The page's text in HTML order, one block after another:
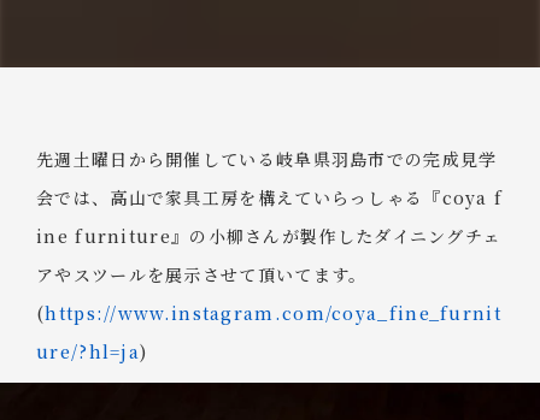
先週土曜日から開催している岐阜県羽島市での完成見学
会では、高山で家具工房を構えていらっしゃる『coya f
ine furniture』の小柳さんが製作したダイニングチェ
アやスツールを展示させて頂いてます。
(https://www.instagram.com/coya_fine_furnit
ure/?hl=ja)